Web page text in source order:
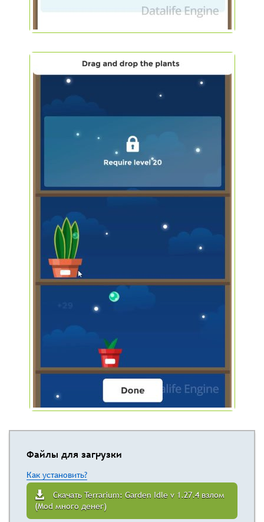
Файлы для загрузки
Как установить?
Скачать Terrarium: Garden Idle v 1.27.4 взлом
(Mod много денег)